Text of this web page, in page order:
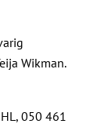
Wikman.
050 461